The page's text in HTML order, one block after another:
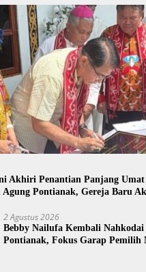
Akhiri Penantian Panjang Umat
Agung Pontianak, Gereja Baru
2 Agustus 2026
Bebby Nailufa Kembali
Pontianak, Fokus Garap Pemilih